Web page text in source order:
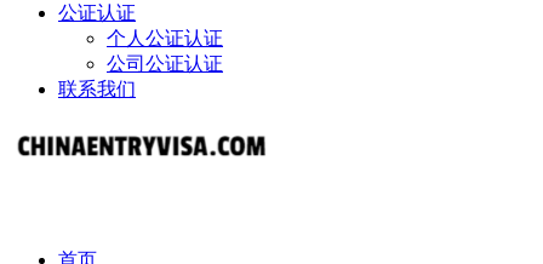
公证认证
个人公证认证
公司公证认证
联系我们